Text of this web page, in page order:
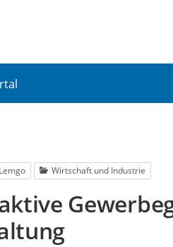
Wirtschaft und Industrie